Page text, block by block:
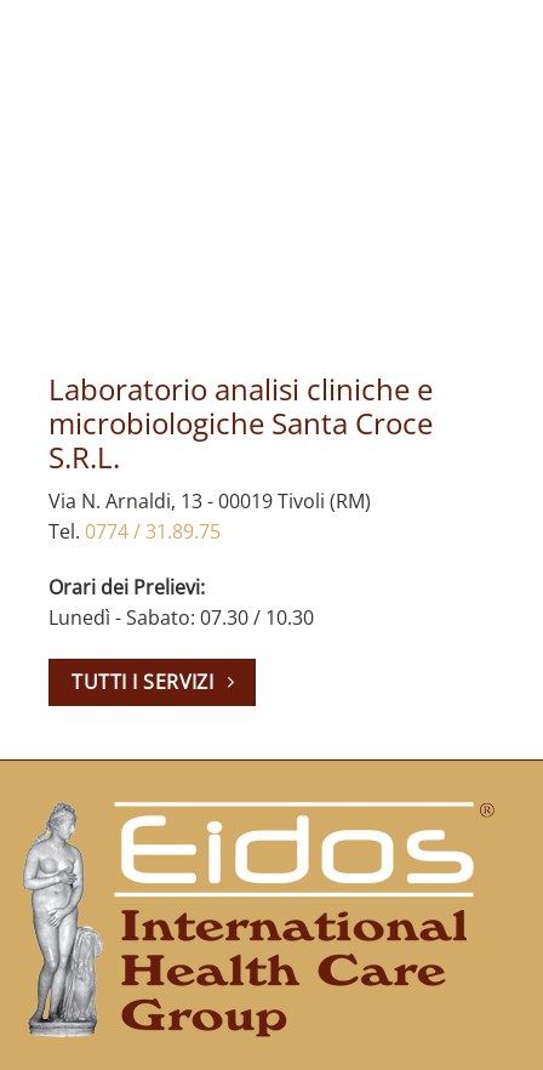
Laboratorio analisi cliniche e
microbiologiche Santa Croce
S.R.L.
Via N. Arnaldi, 13 - 00019 Tivoli (RM)
Tel. 0774 / 31.89.75
Orari dei Prelievi:
Lunedì - Sabato: 07.30 / 10.30
TUTTI I SERVIZI